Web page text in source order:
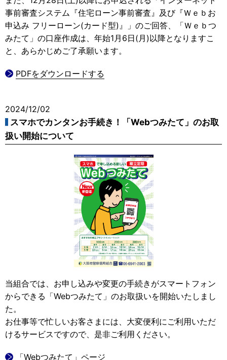
事前審査システム『住宅ローン事前審査』及び『Ｗｅｂお
申込み フリーローン(カード型)』」のご回答、「Ｗｅｂつ
みたて」の口座作成は、年始1月6日(月)以降となりますこ
と、あらかじめご了承願います。
PDFをダウンロードする
2024/12/02
スマホでカンタンお手続き！「Webつみたて」のお取
扱い開始について
当組合では、お申し込みや変更の手続きがスマートフォン
からできる「Webつみたて」のお取扱いを開始いたしまし
た。
お仕事等で忙しいお客さまには、大変便利にご利用いただ
けるサービスですので、是非ご利用ください。
「Webつみたて」ページ